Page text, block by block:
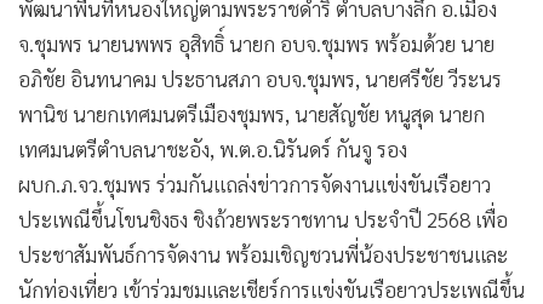
พัฒนาพื้นที่หนองใหญ่ตามพระราชดำริ ตำบลบางลึก อ.เมือง
จ.ชุมพร นายนพพร อุสิทธิ์ นายก อบจ.ชุมพร พร้อมด้วย นาย
อภิชัย อินทนาคม ประธานสภา อบจ.ชุมพร, นายศรีชัย วีระนร
พานิช นายกเทศมนตรีเมืองชุมพร, นายสัญชัย หนูสุด นายก
เทศมนตรีตำบลนาชะอัง, พ.ต.อ.นิรันดร์ กันจู รอง
ผบก.ภ.จว.ชุมพร ร่วมกันแถล่งข่าวการจัดงานแข่งขันเรือยาว
ประเพณีขึ้นโขนชิงธง ชิงถ้วยพระราชทาน ประจำปี 2568 เพื่อ
ประชาสัมพันธ์การจัดงาน พร้อมเชิญชวนพี่น้องประชาชนและ
นักท่องเที่ยว เข้าร่วมชมและเชียร์การแข่งขันเรือยาวประเพณีขึ้น